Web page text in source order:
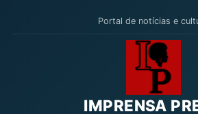
Portal de notícias e
IMPRENSA